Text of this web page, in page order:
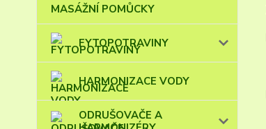
MASÁŽNÍ POMŮCKY
FYTOPOTRAVINY
HARMONIZACE VODY
ODRUŠOVAČE A